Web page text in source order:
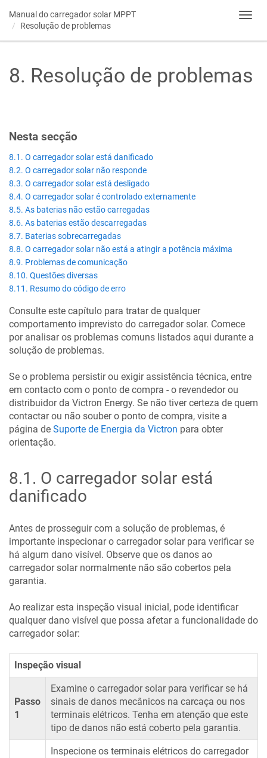
Manual do carregador solar MPPT
Resolução de problemas
8. Resolução de problemas
Nesta secção
8.1. O carregador solar está danificado
8.2. O carregador solar não responde
8.3. O carregador solar está desligado
8.4. O carregador solar é controlado externamente
8.5. As baterias não estão carregadas
8.6. As baterias estão descarregadas
8.7. Baterias sobrecarregadas
8.8. O carregador solar não está a atingir a potência máxima
8.9. Problemas de comunicação
8.10. Questões diversas
8.11. Resumo do código de erro
Consulte este capítulo para tratar de qualquer
comportamento imprevisto do carregador solar. Comece
por analisar os problemas comuns listados aqui durante a
solução de problemas.
Se o problema persistir ou exigir assistência técnica, entre
em contacto com o ponto de compra - o revendedor ou
distribuidor da Victron Energy. Se não tiver certeza de quem
contactar ou não souber o ponto de compra, visite a
página de Suporte de Energia da Victron para obter
orientação.
8.1 . O carregador solar está
danificado
Antes de prosseguir com a solução de problemas, é
importante inspecionar o carregador solar para verificar se
há algum dano visível. Observe que os danos ao
carregador solar normalmente não são cobertos pela
garantia.
Ao realizar esta inspeção visual inicial, pode identificar
qualquer dano visível que possa afetar a funcionalidade do
carregador solar:
Inspeção visual
Passo
1
Examine o carregador solar para verificar se há
sinais de danos mecânicos na carcaça ou nos
terminais elétricos. Tenha em atenção que este
tipo de danos não está coberto pela garantia.
Inspecione os terminais elétricos do carregador